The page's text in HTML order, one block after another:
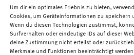
Um dir ein optimales Erlebnis zu bieten,
Cookies, um Geräteinformationen zu
Wenn du diesen Technologien zustimmst,
Surfverhalten oder eindeutige IDs auf dieser
deine Zustimmung nicht erteilst oder
Merkmale und Funktionen beeinträchtigt
Telefax: 02181.6509-33
E-Mail:info@bauverein-gv.de